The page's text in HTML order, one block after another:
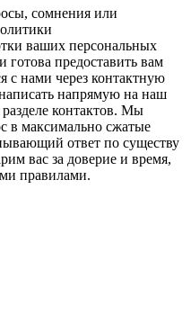
сомнения или
ваших персональных
предоставить вам
с нами через контактную
напрямую на наш
контактов. Мы
в максимально сжатые
ответ по существу
вас за доверие и время,
правилами.